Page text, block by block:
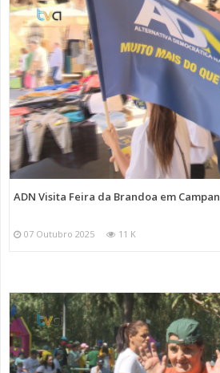
ADN Visita Feira da Brandoa em
07 Outubro 2025 11 K